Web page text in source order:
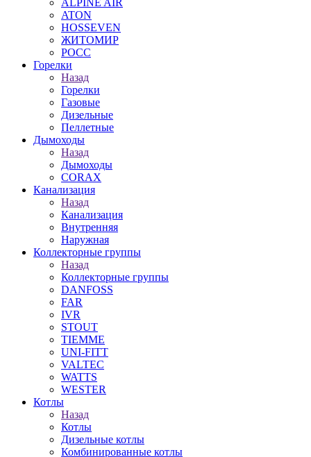
ALPINE AIR
ATON
HOSSEVEN
ЖИТОМИР
РОСС
Горелки
Назад
Горелки
Газовые
Дизельные
Пеллетные
Дымоходы
Назад
Дымоходы
CORAX
Канализация
Назад
Канализация
Внутренняя
Наружная
Коллекторные группы
Назад
Коллекторные группы
DANFOSS
FAR
IVR
STOUT
TIEMME
UNI-FITT
VALTEC
WATTS
WESTER
Котлы
Назад
Котлы
Дизельные котлы
Комбинированные котлы